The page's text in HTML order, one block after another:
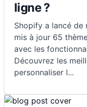
ligne ?
Shopify a lancé de
mis à jour 65
avec les
Découvrez les
personnaliser l...